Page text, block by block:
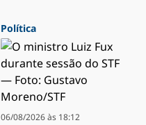
Política
06/08/2026 às 18:12